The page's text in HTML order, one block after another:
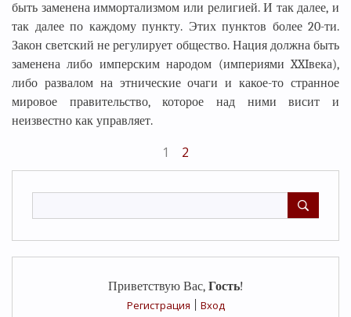
Приветствую Вас, Гость!
Регистрация
Вход
быть заменена иммортализмом или религией. И так далее, и
так далее по каждому пункту. Этих пунктов более 20-ти.
Закон светский не регулирует общество. Нация должна быть
заменена либо имперским народом (империями XXIвека),
либо развалом на этнические очаги и какое-то странное
мировое правительство, которое над ними висит и
неизвестно как управляет.
1 2